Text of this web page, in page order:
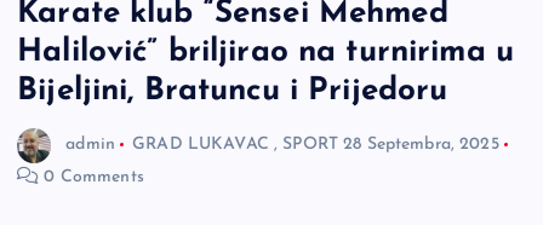
Karate klub “Sensei Mehmed
Halilović” briljirao na turnirima u
Bijeljini, Bratuncu i Prijedoru
admin GRAD LUKAVAC , SPORT 28 Septembra, 2025
0 Comments